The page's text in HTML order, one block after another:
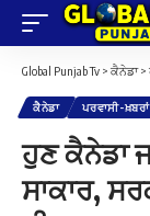
Global Punjab Tv > ਕੈਨੇਡਾ>
ਕੈਨੇਡਾ ਪਰਵਾਸੀ-ਖ਼ਬਰਾਂ
ਹੁਣ ਕੈਨੇਡਾ
ਸਾਕਾਰ,